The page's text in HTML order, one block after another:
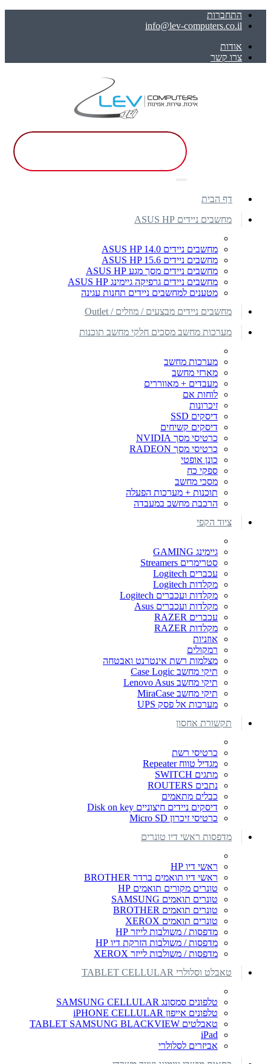
התחברות
info@lev-computers.co.il
אודות
צרו קשר
דף הבית
מחשבים ניידים ASUS HP
מחשבים ניידים ASUS HP 14.0
מחשבים ניידים ASUS HP 15.6
מחשבים ניידים מסך מגע ASUS HP
מחשבים ניידים גרפיקה גיימינג ASUS HP
מטענים למחשבים ניידים תחנות עגינה
מחשבים ניידים מבצעים / מוזלים / Outlet
מערכות מחשב מסכים חלקי מחשב תוכנות
מערכות מחשב
מארזי מחשב
מעבדים + מאווררים
לוחות אם
זיכרונות
דיסקים SSD
דיסקים קשיחים
כרטיסי מסך NVIDIA
כרטיסי מסך RADEON
כונן אופטי
ספקי כח
מסכי מחשב
תוכנות + מערכות הפעלה
הרכבת מחשב במעבדה
ציוד הקפי
גיימינג GAMING
סטרימרים Streamers
עכברים Logitech
מקלדות Logitech
מקלדות ועכברים Logitech
מקלדות ועכברים Asus
עכברים RAZER
מקלדות RAZER
אוזניות
רמקולים
מצלמות רשת אינטרנט ואבטחה
תיקי מחשב Case Logic
תיקי מחשב Lenovo Asus
תיקי מחשב MiraCase
מערכות אל פסק UPS
תקשורת אחסון
כרטיסי רשת
מגדיל טווח Repeater
מתגים SWITCH
נתבים ROUTERS
כבלים מתאמים
דיסקים ניידים חיצוניים Disk on key
כרטיסי זיכרון Micro SD
מדפסות ראשי דיו טונרים
ראשי דיו HP
ראשי דיו תואמים ברדר BROTHER
טונרים מקורים תואמים HP
טונרים תואמים SAMSUNG
טונרים תואמים BROTHER
טונרים תואמים XEROX
מדפסות / משולבות לייזר HP
מדפסות / משולבות הזרקת דיו HP
מדפסות / משולבות לייזר XEROX
טאבלט וסלולרי TABLET CELLULAR
טלפונים סמסונג SAMSUNG CELLULAR
טלפונים אייפון iPHONE CELLULAR
טאבלטים TABLET SAMSUNG BLACKVIEW
iPad
אביזרים לסלולרי